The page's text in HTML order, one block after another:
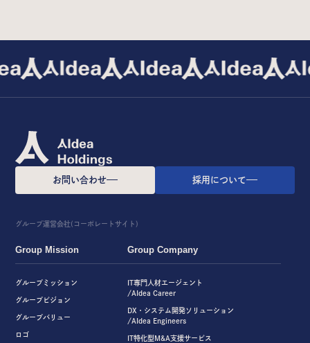
お問い合わせ 採用について
グループ運営会社(コーポレートサイト)
Group Mission
グループミッション
グループビジョン
グループバリュー
ロゴ
Group Company
IT専門人材エージェント
/AIdea Career
DX・システム開発ソリューション
/AIdea Engineers
IT特化型M&A支援サービス